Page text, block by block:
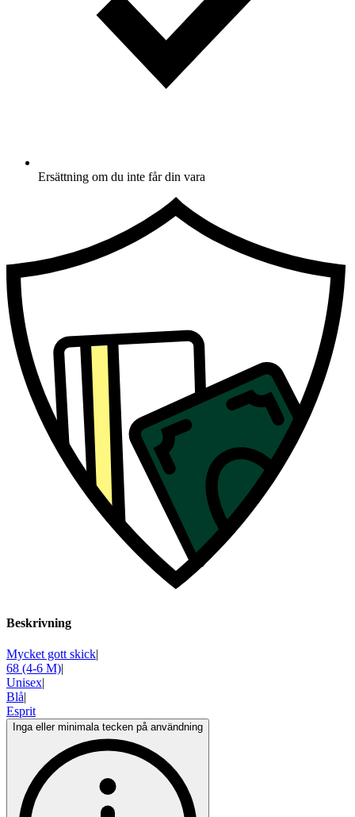
Ersättning om du inte får din vara
Beskrivning
Mycket gott skick|
68 (4-6 M)|
Unisex|
Blå|
Esprit
Inga eller minimala tecken på användning